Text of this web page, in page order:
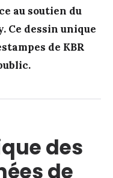
au soutien du
Ce dessin unique
de KBR
des
de